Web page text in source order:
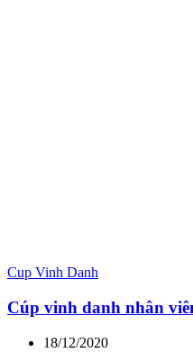
Cup Vinh Danh
Cúp vinh danh nhân
18/12/2020